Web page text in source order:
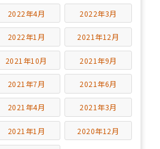
2022年4月 2022年3月
2022年1月 2021年12月
2021年10月 2021年9月
2021年7月 2021年6月
2021年4月 2021年3月
2021年1月 2020年12月